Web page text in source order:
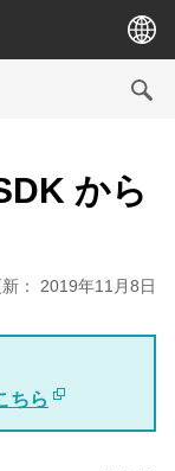
から
： 2019年11月8日
ちら